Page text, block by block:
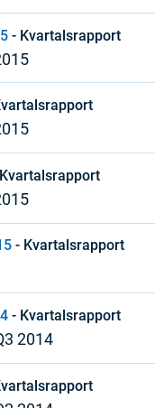
- Kvartalsrapport
Kvartalsrapport
- Kvartalsrapport
- Kvartalsrapport
2014